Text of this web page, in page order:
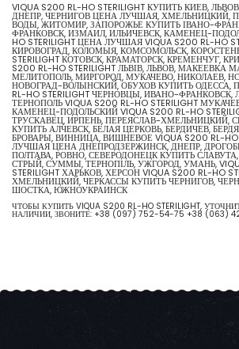
VIQUA S200 RL-HO STERILIGHT КУПИТЬ КИЕВ,
ДНЕПР, ЧЕРНИГОВ ЦЕНА ЛУЧШАЯ, ХМЕЛЬНИЦКИЙ,
ВОДЫ, ЖИТОМИР, ЗАПОРОЖЬЕ КУПИТЬ ІВАНО-
ФРАНКОВСК, ИЗМАИЛ, ИЛЬИЧЕВСК, КАМЕНЕЦ-
HO STERILIGHT ЦЕНА ЛУЧШАЯ VIQUA S200 RL-HO
КИРОВОГРАД, КОЛОМЫЯ, КОМСОМОЛЬСК, КОРОСТЕНЬ
STERILIGHT КОТОВСК, КРАМАТОРСК, КРЕМЕНЧУГ,
S200 RL-HO STERILIGHT ЛЬВІВ, ЛЬВОВ, МАКЕЕВКА
МЕЛИТОПОЛЬ, МИРГОРОД, МУКАЧЕВО, НИКОЛАЕВ,
НОВОГРАД-ВОЛЫНСКИЙ, ОБУХОВ КУПИТЬ ОДЕССА,
RL-HO STERILIGHT ЧЕРНОВЦЫ, ИВАНО-
ТЕРНОПОЛЬ VIQUA S200 RL-HO STERILIGHT
КАМЕНЕЦ-ПОДОЛЬСКИЙ VIQUA S200 RL-HO
ТРУСКАВЕЦ, ИРПЕНЬ, ПЕРЕЯСЛАВ-ХМЕЛЬНИЦКИЙ,
КУПИТЬ АЛЧЕВСК, БЕЛАЯ ЦЕРКОВЬ, БЕРДИЧЕВ,
БРОВАРЫ, ВИННИЦА, ВИШНЕВОЕ VIQUA S200 RL-HO
ЛУЧШАЯ ЦЕНА ДНЕПРОДЗЕРЖИНСК, ДНЕПР,
ПОЛТАВА, РОВНО, СЕВЕРОДОНЕЦК КУПИТЬ
СТРЫЙ, СУММЫ, ТЕРНОПІЛЬ, УЖГОРОД, УМАНЬ,
STERILIGHT ХАРЬКОВ, ХЕРСОН VIQUA S200 RL-HO
ХМЕЛЬНИЦКИЙ, ЧЕРКАССЫ КУПИТЬ ЧЕРНИГОВ,
ШОСТКА, ЮЖНОУКРАИНСК
ЧТОБЫ КУПИТЬ VIQUA S200 RL-HO STERILIGHT,
НАЛИЧИИ, ЗВОНИТЕ: +38 (097) 752-54-75 +38 (063)